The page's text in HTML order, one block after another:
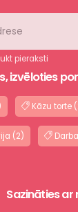
pieraksti
izvēloties
Kāzu torte
(2)
Sazināties ar